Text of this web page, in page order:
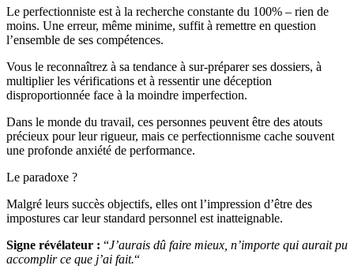
Le perfectionniste est à la recherche constante du 100% – rien de
moins. Une erreur, même minime, suffit à remettre en question
l’ensemble de ses compétences.
Vous le reconnaîtrez à sa tendance à sur-préparer ses dossiers, à
multiplier les vérifications et à ressentir une déception
disproportionnée face à la moindre imperfection.
Dans le monde du travail, ces personnes peuvent être des atouts
précieux pour leur rigueur, mais ce perfectionnisme cache souvent
une profonde anxiété de performance.
Le paradoxe ?
Malgré leurs succès objectifs, elles ont l’impression d’être des
impostures car leur standard personnel est inatteignable.
Signe révélateur : “J’aurais dû faire mieux, n’importe qui aurait pu
accomplir ce que j’ai fait.“